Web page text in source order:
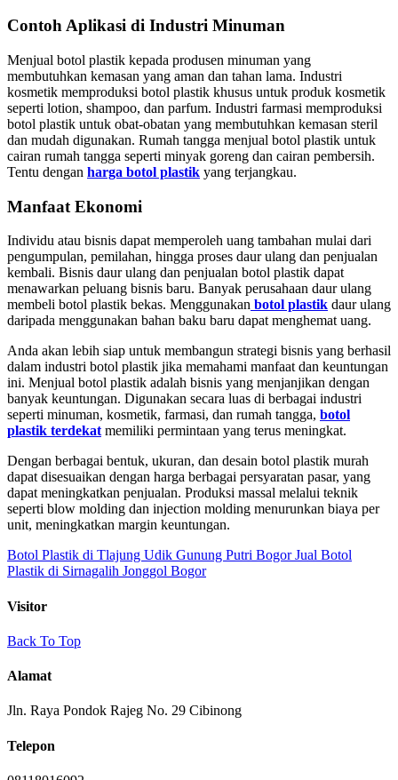
Contoh Aplikasi di Industri Minuman
Menjual botol plastik kepada produsen minuman yang
membutuhkan kemasan yang aman dan tahan lama. Industri
kosmetik memproduksi botol plastik khusus untuk produk kosmetik
seperti lotion, shampoo, dan parfum. Industri farmasi memproduksi
botol plastik untuk obat-obatan yang membutuhkan kemasan steril
dan mudah digunakan. Rumah tangga menjual botol plastik untuk
cairan rumah tangga seperti minyak goreng dan cairan pembersih.
Tentu dengan harga botol plastik yang terjangkau.
Manfaat Ekonomi
Individu atau bisnis dapat memperoleh uang tambahan mulai dari
pengumpulan, pemilahan, hingga proses daur ulang dan penjualan
kembali. Bisnis daur ulang dan penjualan botol plastik dapat
menawarkan peluang bisnis baru. Banyak perusahaan daur ulang
membeli botol plastik bekas. Menggunakan botol plastik daur ulang
daripada menggunakan bahan baku baru dapat menghemat uang.
Anda akan lebih siap untuk membangun strategi bisnis yang berhasil
dalam industri botol plastik jika memahami manfaat dan keuntungan
ini. Menjual botol plastik adalah bisnis yang menjanjikan dengan
banyak keuntungan. Digunakan secara luas di berbagai industri
seperti minuman, kosmetik, farmasi, dan rumah tangga, botol
plastik terdekat memiliki permintaan yang terus meningkat.
Dengan berbagai bentuk, ukuran, dan desain botol plastik murah
dapat disesuaikan dengan harga berbagai persyaratan pasar, yang
dapat meningkatkan penjualan. Produksi massal melalui teknik
seperti blow molding dan injection molding menurunkan biaya per
unit, meningkatkan margin keuntungan.
Botol Plastik di Tlajung Udik Gunung Putri BogorJual Botol
Plastik di Sirnagalih Jonggol Bogor
Visitor
Back To Top
Alamat
Jln. Raya Pondok Rajeg No. 29 Cibinong
Telepon